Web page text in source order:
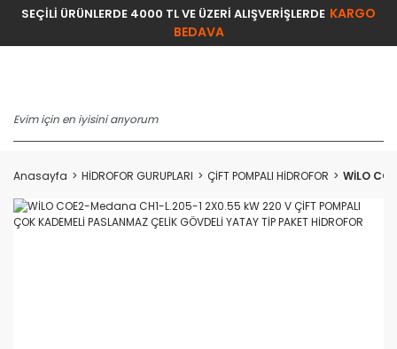
SEÇİLİ ÜRÜNLERDE 4000 TL VE ÜZERİ ALIŞVERİŞLERDE KARGO
BEDAVA
Anasayfa HİDROFOR GURUPLARI ÇİFT POMPALI HİDROFOR WİLO